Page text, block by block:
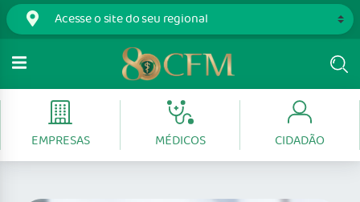
EMPRESAS MÉDICOS CIDADÃO